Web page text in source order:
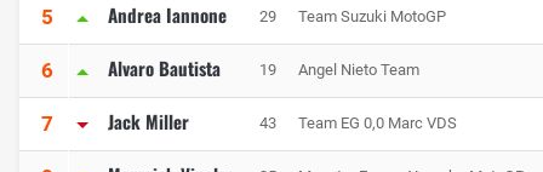
5 Andrea Iannone 29 Team Suzuki MotoGP
6 Alvaro Bautista 19 Angel Nieto Team
7 Jack Miller 43 Team EG 0,0 Marc VDS